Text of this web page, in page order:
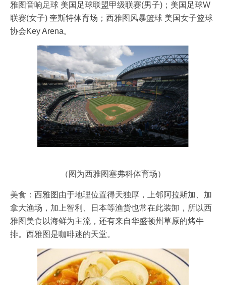
雅图音响足球 美国足球联盟甲级联赛(男子)；美国足球W
联赛(女子) 奎斯特体育场；西雅图风暴篮球 美国女子篮球
协会Key Arena。
（图为西雅图塞弗科体育场）
美食：西雅图由于地理位置得天独厚，上邻阿拉斯加、加
拿大渔场，加上智利、日本等渔货也常在此装卸，所以西
雅图美食以海鲜为主流，还有来自华盛顿州草原的烤牛
排。西雅图是咖啡迷的天堂。